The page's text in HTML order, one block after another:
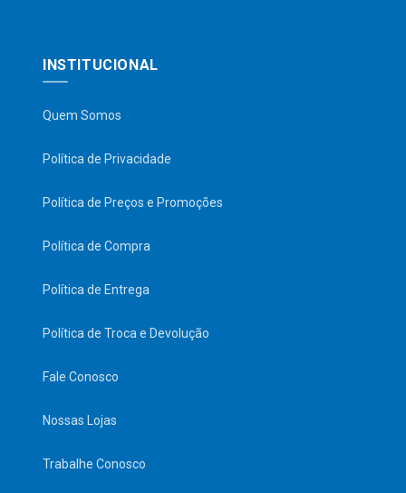
INSTITUCIONAL
Quem Somos
Política de Privacidade
Política de Preços e Promoções
Política de Compra
Política de Entrega
Política de Troca e Devolução
Fale Conosco
Nossas Lojas
Trabalhe Conosco